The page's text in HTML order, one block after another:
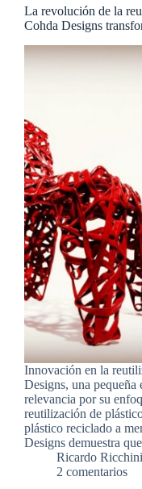
La revolución de la
Cohda Designs
Innovación en la
Designs, una pequeña
relevancia por su
reutilización de
plástico reciclado a
Designs demuestra
Ricardo Ricchini
2 comentarios